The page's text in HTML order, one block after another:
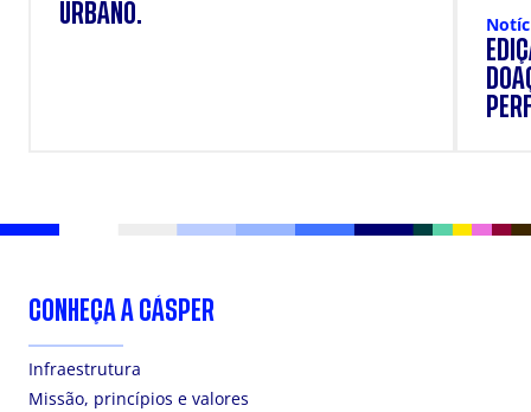
URBANO.
CONHEÇA A CÁSPER
Infraestrutura
Missão, princípios e valores